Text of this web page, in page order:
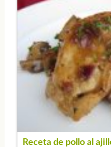
Receta de pollo al